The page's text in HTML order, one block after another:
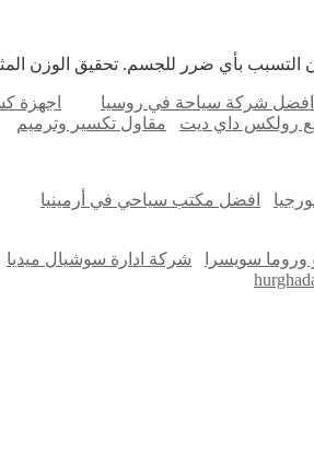
التسبب بأي ضرر للجسم. تحقيق الوزن
افضل شركة سياحة في روسيا اجهزة
رولكس داي ديت مقاول تكسير وترميم
افضل مكتب سياحي في أرمينيا
وروما سويسرا شركة ادارة سوشيال ميديا